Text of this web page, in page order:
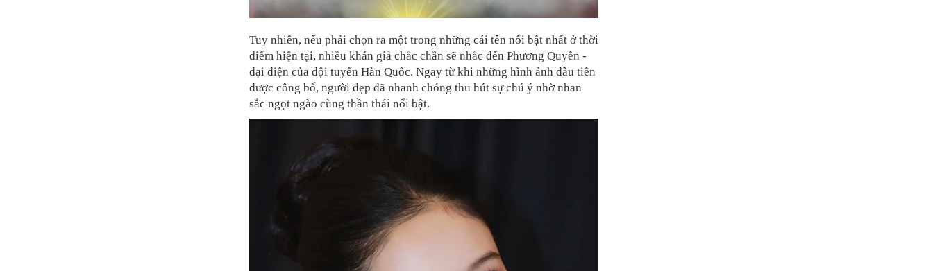
Tuy nhiên, nếu phải chọn ra một trong những cái tên nổi bật nhất ở thời
điểm hiện tại, nhiều khán giả chắc chắn sẽ nhắc đến Phương Quyên -
đại diện của đội tuyển Hàn Quốc. Ngay từ khi những hình ảnh đầu tiên
được công bố, người đẹp đã nhanh chóng thu hút sự chú ý nhờ nhan
sắc ngọt ngào cùng thần thái nổi bật.